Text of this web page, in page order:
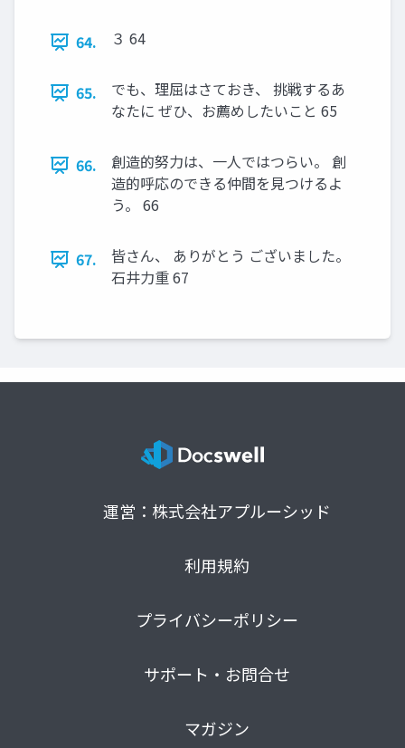
64. ３ 64
65.
でも、理屈はさておき、 挑戦するあ
なたに ぜひ、お薦めしたいこと 65
66.
創造的努力は、一人ではつらい。 創
造的呼応のできる仲間を見つけるよ
う。 66
67.
皆さん、 ありがとう ございました。
石井力重 67
運営：株式会社アプルーシッド
利用規約
プライバシーポリシー
サポート・お問合せ
マガジン